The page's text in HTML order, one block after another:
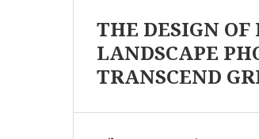
THE DESIGN
LANDSCAPE
TRANSCEND